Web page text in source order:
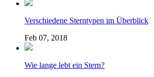
Verschiedene Sterntypen im Überblick
Feb 07, 2018
Wie lange lebt ein Stern?